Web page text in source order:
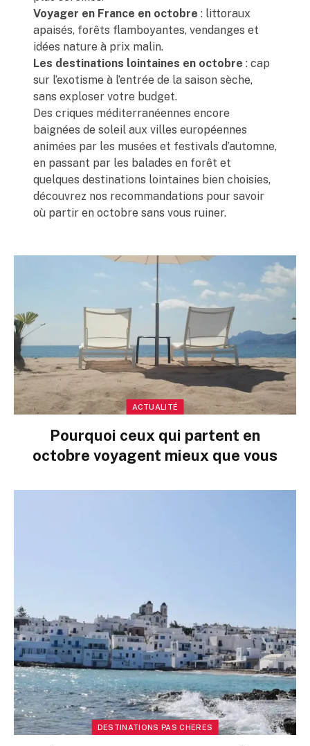
Voyager en France en octobre : littoraux
apaisés, forêts flamboyantes, vendanges et
idées nature à prix malin.
Les destinations lointaines en octobre : cap
sur l’exotisme à l’entrée de la saison sèche,
sans exploser votre budget.
Des criques méditerranéennes encore
baignées de soleil aux villes européennes
animées par les musées et festivals d’automne,
en passant par les balades en forêt et
quelques destinations lointaines bien choisies,
découvrez nos recommandations pour savoir
où partir en octobre sans vous ruiner.
ACTUALITÉ
Pourquoi ceux qui partent en
octobre voyagent mieux que vous
DESTINATIONS PAS CHERES